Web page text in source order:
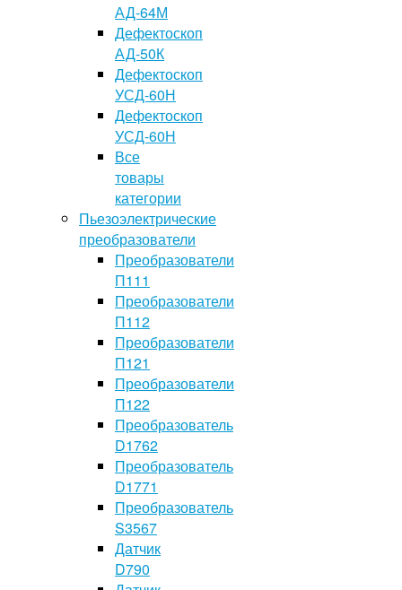
АД-64М
Дефектоскоп
АД-50К
Дефектоскоп
УСД-60Н
Дефектоскоп
УСД-60Н
Все
товары
категории
Пьезоэлектрические
преобразователи
Преобразователи
П111
Преобразователи
П112
Преобразователи
П121
Преобразователи
П122
Преобразователь
D1762
Преобразователь
D1771
Преобразователь
S3567
Датчик
D790